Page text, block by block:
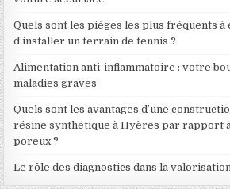
Quels sont les pièges les plus fréquents à
d’installer un terrain de tennis ?
Alimentation anti-inflammatoire : votre
maladies graves
Quels sont les avantages d’une
résine synthétique à Hyères par rapport
poreux ?
Le rôle des diagnostics dans la